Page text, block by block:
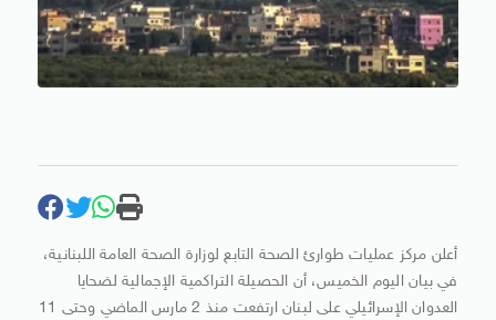
أعلن مركز عمليات طوارئ الصحة التابع لوزارة الصحة العامة اللبنانية،
في بيان اليوم الخميس، أن الحصيلة التراكمية الإجمالية لضحايا
العدوان الإسرائيلي على لبنان ارتفعت منذ 2 مارس الماضي وحتى 11